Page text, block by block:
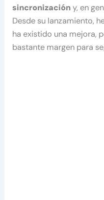
sincronizacióny, en
Desde su lanzamiento,
ha existido una mejora,
bastante margen para